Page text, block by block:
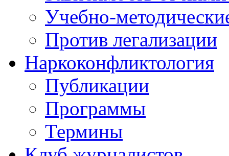
Учебно-
Против легализации
Наркоконфликтология
Публикации
Программы
Термины